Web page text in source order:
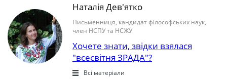
Наталія Дев'ятко
Письменниця, кандидат філософських наук,
член НСПУ та НСЖУ
Хочете знати, звідки взялася
"всесвітня ЗРАДА"?
Всі матеріали